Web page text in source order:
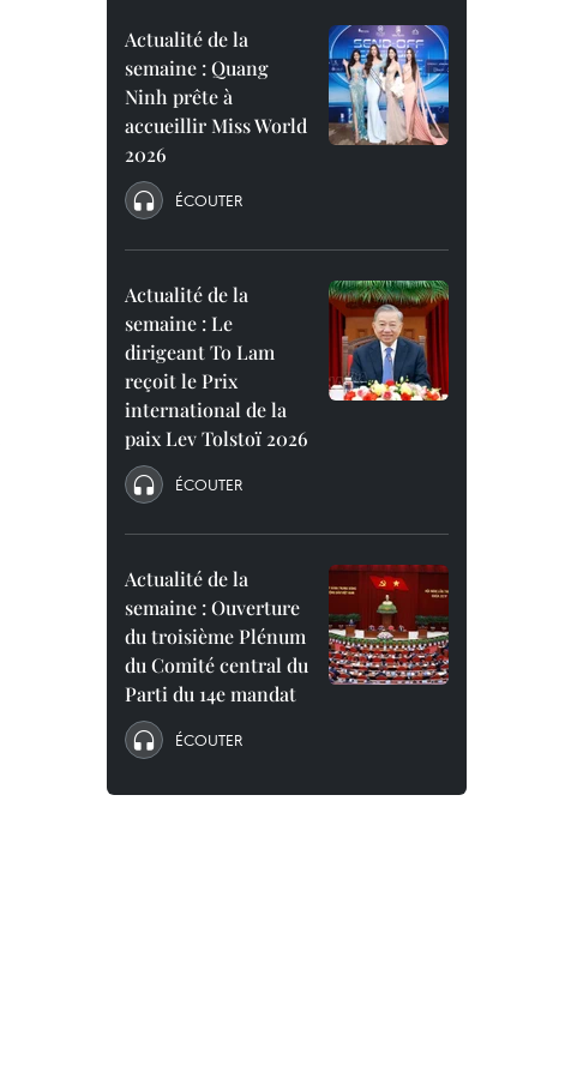
Actualité de la
semaine : Quang
Ninh prête à
accueillir Miss World
2026
ÉCOUTER
Actualité de la
semaine : Le
dirigeant To Lam
reçoit le Prix
international de la
paix Lev Tolstoï 2026
ÉCOUTER
Actualité de la
semaine : Ouverture
du troisième Plénum
du Comité central du
Parti du 14e mandat
ÉCOUTER